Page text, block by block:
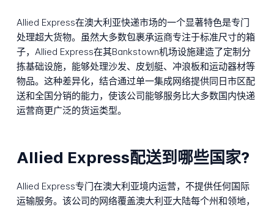
Allied Express在澳大利亚快递市场的一个显著特色是专门
处理超大货物。虽然大多数包裹承运商专注于标准尺寸的箱
子，Allied Express在其Bankstown机场设施建造了定制分
拣基础设施，能够处理沙发、皮划艇、冲浪板和运动器材等
物品。这种差异化，结合通过单一集成网络提供同日市区配
送和全国分销的能力，使该公司能够服务比大多数国内快递
运营商更广泛的货运类型。
Allied Express配送到哪些国家?
Allied Express专门在澳大利亚境内运营，不提供任何国际
运输服务。该公司的网络覆盖澳大利亚大陆每个州和领地，